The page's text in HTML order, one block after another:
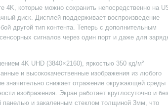
4K, которые можно сохранить непосредственно на
диск. Дисплей поддерживает воспроизведение
другой тип контента. Теперь с дополнительным
сигналов через один порт и даже для
4K UHD (3840×2160), яркостью 350 кд/м²
и высококачественные изображения из любого
значительно снижает отражение окружающей среды
изображения. Экран работает круглосуточно и без
и закаленным стеклом толщиной 3мм, что